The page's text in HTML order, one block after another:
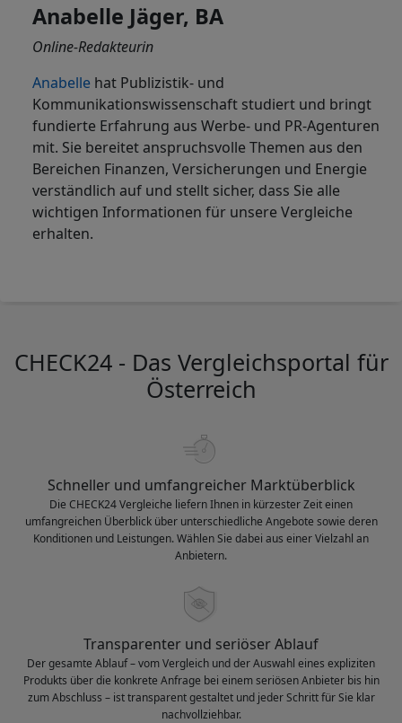
Anabelle Jäger, BA
Online-Redakteurin
Anabelle hat Publizistik- und
Kommunikationswissenschaft studiert und bringt
fundierte Erfahrung aus Werbe- und PR-Agenturen
mit. Sie bereitet anspruchsvolle Themen aus den
Bereichen Finanzen, Versicherungen und Energie
verständlich auf und stellt sicher, dass Sie alle
wichtigen Informationen für unsere Vergleiche
erhalten.
CHECK24 - Das Vergleichsportal für
Österreich
Schneller und umfangreicher Marktüberblick
Die CHECK24 Vergleiche liefern Ihnen in kürzester Zeit einen
umfangreichen Überblick über unterschiedliche Angebote sowie deren
Konditionen und Leistungen. Wählen Sie dabei aus einer Vielzahl an
Anbietern.
Transparenter und seriöser Ablauf
Der gesamte Ablauf – vom Vergleich und der Auswahl eines expliziten
Produkts über die konkrete Anfrage bei einem seriösen Anbieter bis hin
zum Abschluss – ist transparent gestaltet und jeder Schritt für Sie klar
nachvollziehbar.